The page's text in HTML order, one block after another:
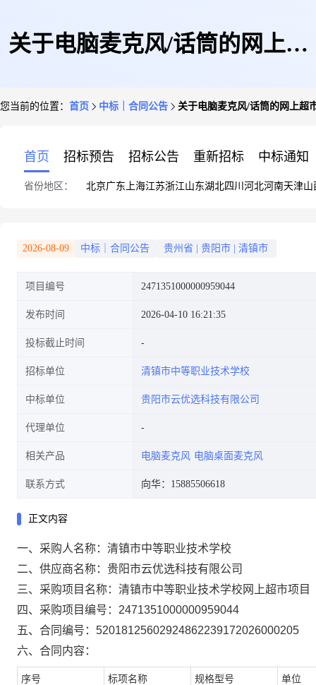
关于电脑麦克风/话筒的网上超
您当前的位置： 首页 中标｜合同公告 关于电脑麦克风/话筒的网上超
首页 招标预告 招标公告 重新招标 中标通知
省份地区： 北京广东 上海江苏浙江山东湖北四川 河北河南天津山
2026-08-09 中标｜合同公告 贵州省 贵阳市 清镇市
项目编号 2471351000000959044
发布时间 2026-04-10 16:21:35
投标截止时间
招标单位 清镇市中等职业技术学校
中标单位 贵阳市云优选科技有限公司
代理单位
相关产品 电脑麦克风 电脑桌面麦克风
联系方式 向华：15885506618
正文内容
一、采购人名称： 清镇市中等职业技术学校
二、供应商名称： 贵阳市云优选科技有限公司
三、采购项目名称： 清镇市中等职业技术学校网上超市项目
四、采购项目编号： 2471351000000959044
五、合同编号： 52018125602924862239172026000205
六、合同内容：
序号 标项名称 规格型号 单位